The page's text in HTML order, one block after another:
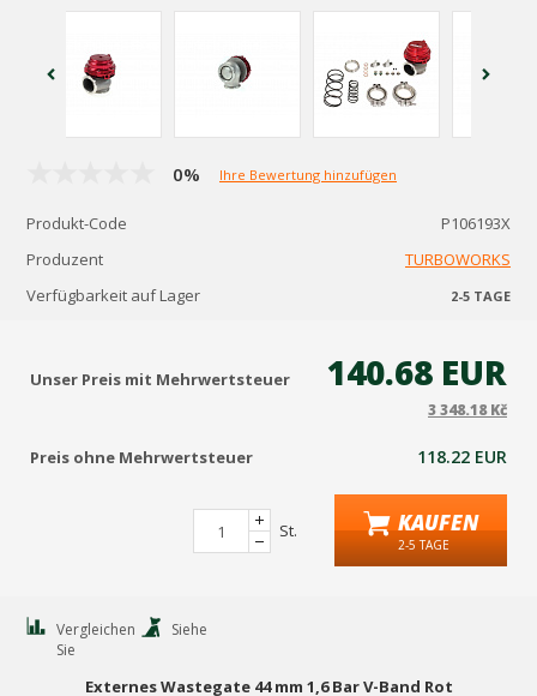
0% Ihre Bewertung hinzufügen
Produkt-Code
P106193X
Produzent
TURBOWORKS
Verfügbarkeit auf Lager
2-5 TAGE
Unser Preis mit Mehrwertsteuer 140.68 EUR
3 348.18 Kč
Preis ohne Mehrwertsteuer 118.22 EUR
St. KAUFEN
2-5 TAGE
Vergleichen
Sie
Siehe
Externes Wastegate 44 mm 1,6 Bar V-Band Rot